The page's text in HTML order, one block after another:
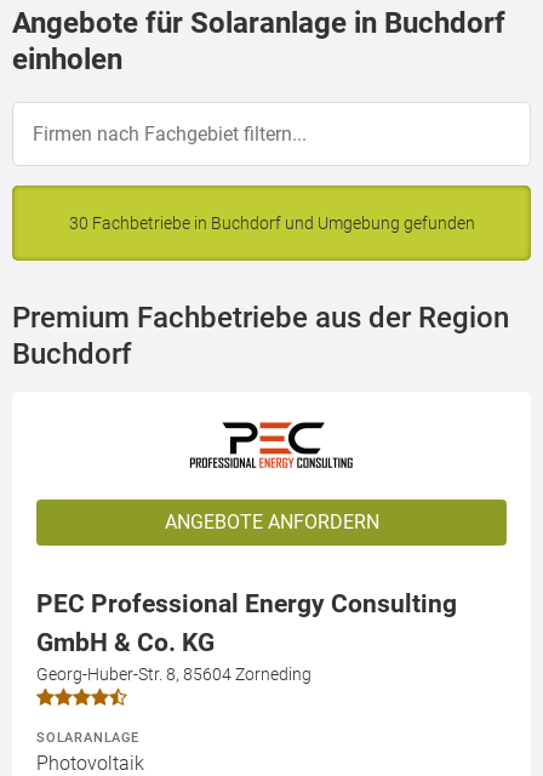
Angebote für Solaranlage in Buchdorf
einholen
30 Fachbetriebe in Buchdorf und Umgebung gefunden
Premium Fachbetriebe aus der Region
Buchdorf
ANGEBOTE ANFORDERN
PEC Professional Energy Consulting
GmbH & Co. KG
Georg-Huber-Str. 8, 85604 Zorneding
SOLARANLAGE
Photovoltaik